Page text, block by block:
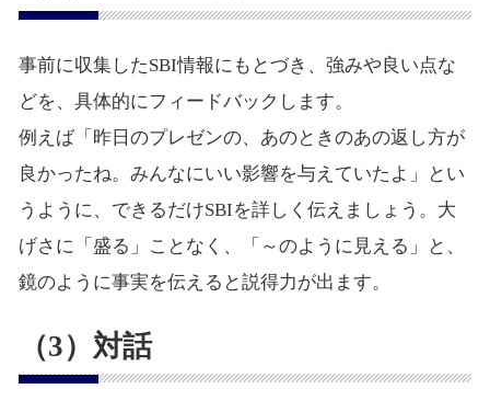
事前に収集したSBI情報にもとづき、強みや良い点な
どを、具体的にフィードバックします。
例えば「昨日のプレゼンの、あのときのあの返し方が
良かったね。みんなにいい影響を与えていたよ」とい
うように、できるだけSBIを詳しく伝えましょう。大
げさに「盛る」ことなく、「～のように見える」と、
鏡のように事実を伝えると説得力が出ます。
（3）対話